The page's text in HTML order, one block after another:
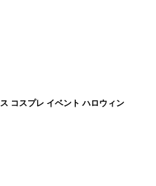
コスプレ イベント ハロウィン